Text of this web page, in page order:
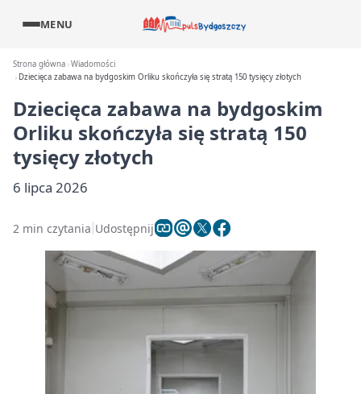
MENU
Strona główna Wiadomości
Dziecięca zabawa na bydgoskim Orliku skończyła się stratą 150 tysięcy złotych
Dziecięca zabawa na bydgoskim
Orliku skończyła się stratą 150
tysięcy złotych
6 lipca 2026
2 min czytania Udostępnij